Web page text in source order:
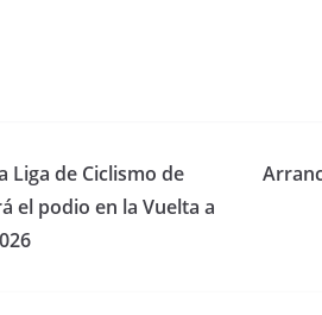
Liga de Ciclismo de
el podio en la Vuelta a